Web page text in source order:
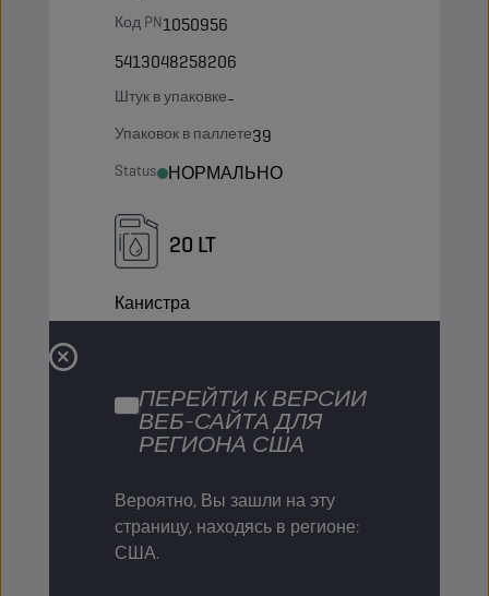
ПЕРЕЙТИ К ВЕРСИИ
ВЕБ-САЙТА ДЛЯ
РЕГИОНА США
Вероятно, Вы зашли на эту
страницу, находясь в регионе:
США.
Код PN1050956
5413048258206
Штук в упаковке-
Упаковок в паллете39
Status НОРМАЛЬНО
20 LT
Канистра
Штук в упаковке-
Упаковок в паллете 45
НОРМАЛЬНО